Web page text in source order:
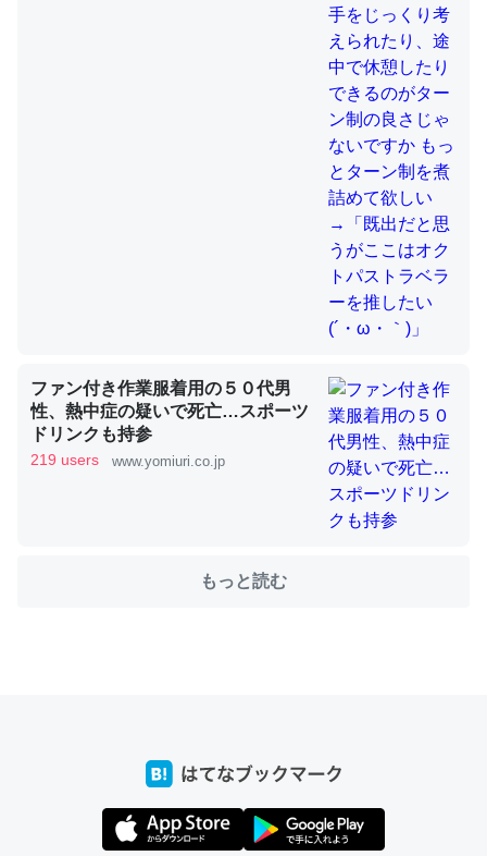
─ニュース :: 【研究発表】昆虫学の大問題＝「昆虫はなぜ海にいな
ウチもEchoを実家に置いて４年。でたまに覗いてる。ぼ
ちぼちRingも置こうかと画策中。あと、Googleマップで
位置情報を共有してる。電池残量や充電中かが分かるので
─たまにLINEするくらいだった遠方の父67歳と僕。ITツール導入で
コミュニケーションが劇的に変化した｜tayorini by LIFULL介護
ちょうど同じ理由でEcho Show 8を設定中でした。Prime
とかSpotifyを支払う孝行もできる。一生で親と会える残
り時間を日数にすると1週間とかの人が多いそうだけど、
─たまにLINEするくらいだった遠方の父67歳と僕。ITツール導入で
コミュニケーションが劇的に変化した｜tayorini by LIFULL介護
たいなのでネット環境作ったけどAlexaしか使わないので
回線代ほとんどかからないですよ。参考：
https://toyoshi.hatenablog.com/entry/2019/05/15/1805
ファン付き作業服着用の５０代男
性、熱中症の疑いで死亡…スポーツ
ドリンクも持参
219 users www.yomiuri.co.jp
もっと読む